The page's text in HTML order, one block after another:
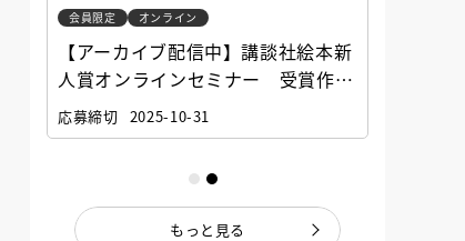
会員限定 オンライン
【アーカイブ配信中】講談社絵本新
人賞オンラインセミナー 受賞作家
と担当編集者が語る「絵本創作実践
講座」
応募締切 2025-10-31
もっと見る